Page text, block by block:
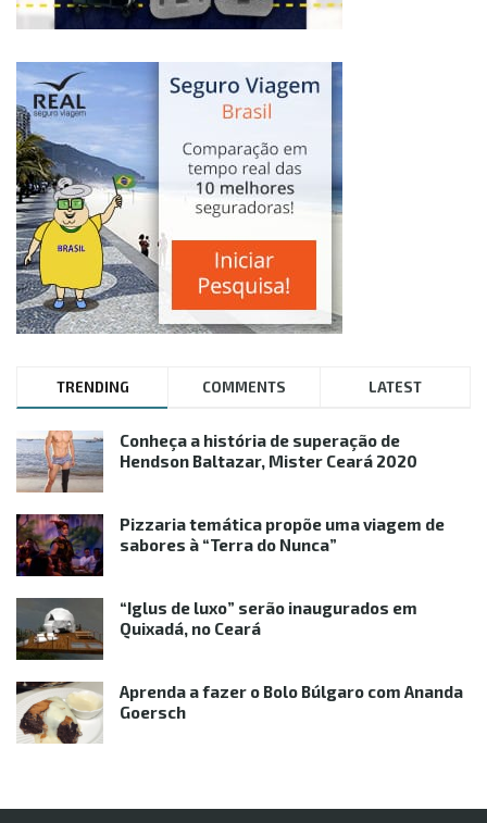
TRENDING COMMENTS LATEST
Conheça a história de superação de
Hendson Baltazar, Mister Ceará 2020
Pizzaria temática propõe uma viagem de
sabores à “Terra do Nunca”
“Iglus de luxo” serão inaugurados em
Quixadá, no Ceará
Aprenda a fazer o Bolo Búlgaro com Ananda
Goersch